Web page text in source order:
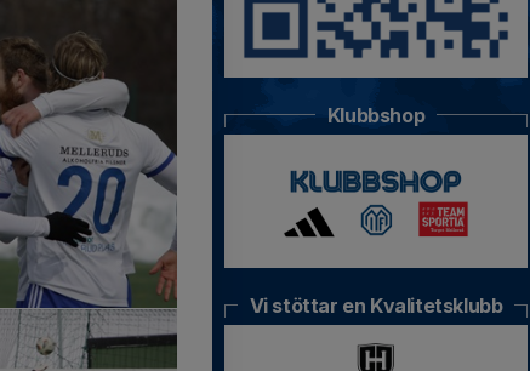
Klubbshop
Vi stöttar en Kvalitetsklubb